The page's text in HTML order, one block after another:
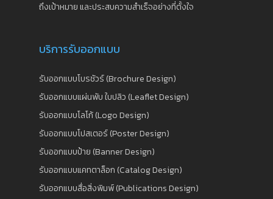
ถึงเป้าหมาย และประสบความสำเร็จอย่างที่ตั้งใจ
บริการรับออกแบบ
รับออกแบบโบรชัวร์ (Brochure Design)
รับออกแบบแผ่นพับ ใบปลิว (Leaflet Design)
รับออกแบบโลโก้ (Logo Design)
รับออกแบบโปสเตอร์ (Poster Design)
รับออกแบบป้าย (Banner Design)
รับออกแบบแคทตาล็อก (Catalog Design)
รับออกแบบสื่อสิ่งพิมพ์ (Publications Design)